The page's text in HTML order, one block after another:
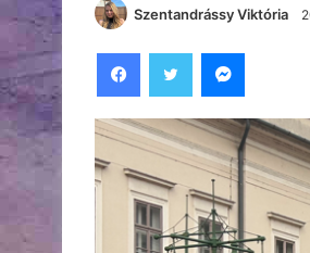
Szentandrássy Viktória